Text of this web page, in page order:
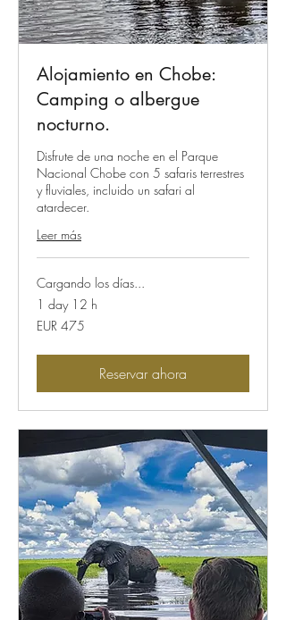
Alojamiento en Chobe:
Camping o albergue
nocturno.
Disfrute de una noche en el Parque
Nacional Chobe con 5 safaris terrestres
y fluviales, incluido un safari al
atardecer.
Leer más
Cargando los días...
1 day 12 h
475
euros
EUR 475
Reservar ahora